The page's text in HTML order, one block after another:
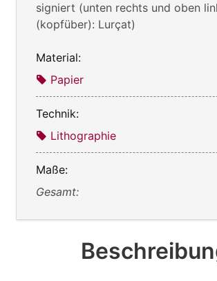
signiert (unten rechts und oben
(kopfüber): Lurçat)
Material:
Papier
Technik:
Lithographie
Maße:
Gesamt: